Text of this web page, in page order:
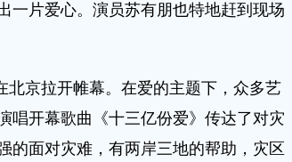
一片爱心。演员苏有朋也特地赶到现场
京拉开帷幕。在爱的主题下，众多艺
唱开幕歌曲《十三亿份爱》传达了对灾
的面对灾难，有两岸三地的帮助，灾区